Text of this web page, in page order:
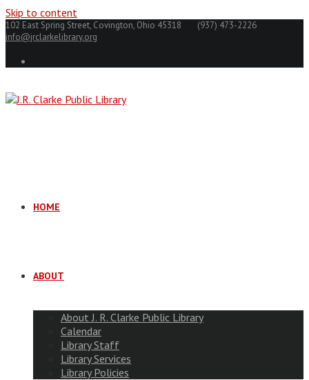
Skip to content
102 East Spring Street, Covington, Ohio 45318
(937) 473-2226
info@jrclarkelibrary.org
HOME
ABOUT
About J. R. Clarke Public Library
Calendar
Library Staff
Library Services
Library Policies